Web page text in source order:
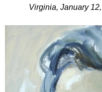
Virginia, January